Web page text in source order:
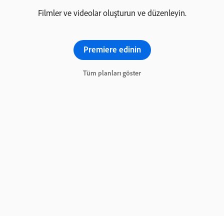
Filmler ve videolar oluşturun ve düzenleyin.
Premiere edinin
Tüm planları göster